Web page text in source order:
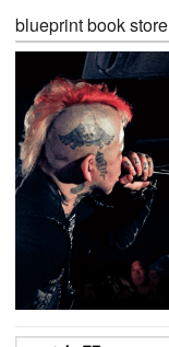
blueprint book store